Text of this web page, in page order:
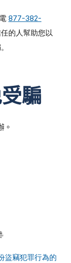
877-382-
的人幫助您以
騙
。
盜竊犯罪行為的